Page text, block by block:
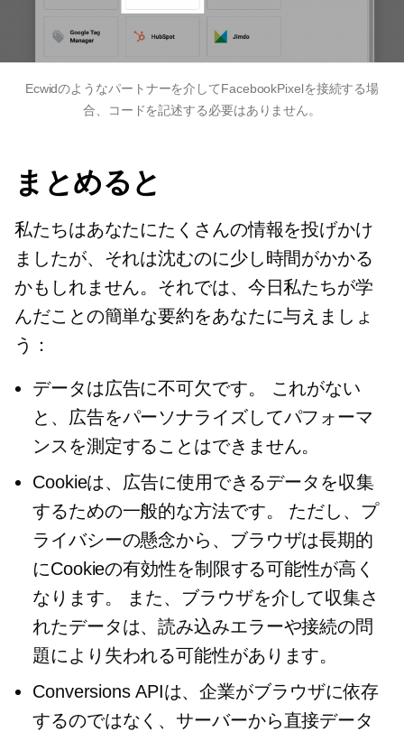
Ecwidのようなパートナーを介してFacebookPixelを接続する場
合、コードを記述する必要はありません。
まとめると
私たちはあなたにたくさんの情報を投げかけ
ましたが、それは沈むのに少し時間がかかる
かもしれません。それでは、今日私たちが学
んだことの簡単な要約をあなたに与えましょ
う：
データは広告に不可欠です。 これがない
と、広告をパーソナライズしてパフォーマ
ンスを測定することはできません。
Cookieは、広告に使用できるデータを収集
するための一般的な方法です。 ただし、プ
ライバシーの懸念から、ブラウザは長期的
にCookieの有効性を制限する可能性が高く
なります。 また、ブラウザを介して収集さ
れたデータは、読み込みエラーや接続の問
題により失われる可能性があります。
Conversions APIは、企業がブラウザに依存
するのではなく、サーバーから直接データ